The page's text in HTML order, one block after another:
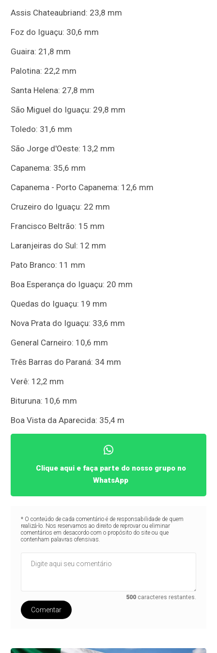
Assis Chateaubriand: 23,8 mm
Foz do Iguaçu: 30,6 mm
Guaira: 21,8 mm
Palotina: 22,2 mm
Santa Helena: 27,8 mm
São Miguel do Iguaçu: 29,8 mm
Toledo: 31,6 mm
São Jorge d'Oeste: 13,2 mm
Capanema: 35,6 mm
Capanema - Porto Capanema: 12,6 mm
Cruzeiro do Iguaçu: 22 mm
Francisco Beltrão: 15 mm
Laranjeiras do Sul: 12 mm
Pato Branco: 11 mm
Boa Esperança do Iguaçu: 20 mm
Quedas do Iguaçu: 19 mm
Nova Prata do Iguaçu: 33,6 mm
General Carneiro: 10,6 mm
Três Barras do Paraná: 34 mm
Verê: 12,2 mm
Bituruna: 10,6 mm
Boa Vista da Aparecida: 35,4 m
Clique aqui e faça parte do nosso grupo no
WhatsApp
* O conteúdo de cada comentário é de responsabilidade de quem
realizá-lo. Nos reservamos ao direito de reprovar ou eliminar
comentários em desacordo com o propósito do site ou que
contenham palavras ofensivas.
500 caracteres restantes.
Comentar